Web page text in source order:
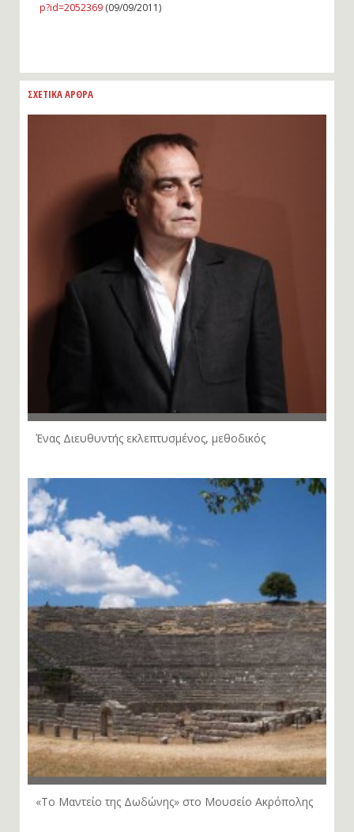
p?id=2052369 (09/09/2011)
ΣΧΕΤΙΚΑ ΑΡΘΡΑ
Ένας Διευθυντής εκλεπτυσμένος, μεθοδικός
«Το Μαντείο της Δωδώνης» στο Μουσείο Ακρόπολης